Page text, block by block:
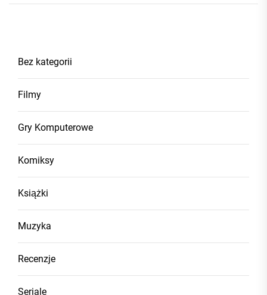
Bez kategorii
Filmy
Gry Komputerowe
Komiksy
Książki
Muzyka
Recenzje
Seriale